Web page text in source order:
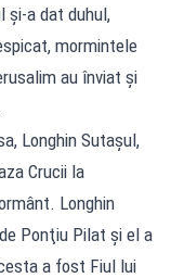
şi-a dat duhul,
mormintele
au înviat şi
Longhin Sutaşul,
Crucii la
Longhin
Ponţiu Pilat şi el a
a fost Fiul lui